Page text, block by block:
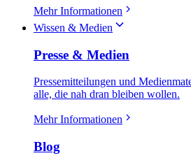
Mehr Informationen
Wissen & Medien
Presse & Medien
Pressemitteilungen und
alle, die nah dran bleiben wollen.
Mehr Informationen
Blog